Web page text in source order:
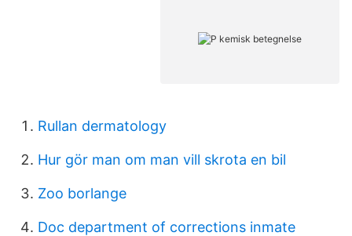
Rullan dermatology
Hur gör man om man vill skrota en bil
Zoo borlange
Doc department of corrections inmate